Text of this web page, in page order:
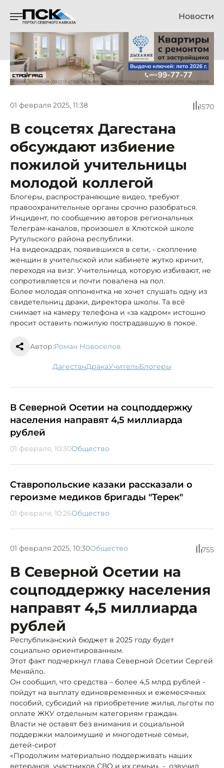
Новости
01 февраля 2025, 11:38 1570
В соцсетях Дагестана
обсуждают избиение
пожилой учительницы
молодой коллегой
Блогеры, распространяющие видео, требуют
правоохранительные органы срочно разобраться.
Инцидент, по сообщению авторов региональных
Телеграм-каналов, произошел в Хлютской школе
Рутульского района республики.
На видеокадрах, появившихся в сети, - скопление
женщин в учительской или кабинете жутко кричит,
переходя на визг. Учительница, которую избивают, не
сопротивляется и почти повалена на пол.
Более молодая оппонентка не хочет слушать одну из
свидетельниц драки, директора школы. Та всё
снимает на камеру телефона и «за кадром» истошно
просит оставить пожилую пострадавшую в покое.
Автор:Роман Новоселов
Дагестан драка учитель блогеры
В Северной Осетии на соцподдержку
населения направят 4,5 миллиарда
рублей
01 февраля, 10:30Общество
Ставропольские казаки рассказали о
героизме медиков бригады "Терек"
01 февраля, 10:26Общество
01 февраля 2025, 10:30Общество 755
В Северной Осетии на
соцподдержку населения
направят 4,5 миллиарда
рублей
Республиканский бюджет в 2025 году будет
социально ориентированным.
Этот факт подчеркнул глава Северной Осетии Сергей
Меняйло.
Он сообщил, что средства – более 4,5 млрд рублей -
пойдут на выплату единовременных и ежемесячных
пособий, субсидий на приобретение жилья, льготы по
оплате ЖКУ отдельным категориям граждан.
Власти не оставят без внимания и социальной
поддержки малоимущие и многодетные семьи,
детей-сирот
«Продолжим материально поддерживать наших
ветеранов, участников СВО и их семьи», - озвучил